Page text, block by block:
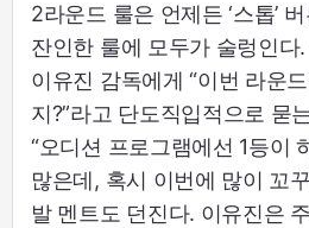
2라운드 룰은 언제든 ‘스톱’
잔인한 룰에 모두가 술렁인다.
이유진 감독에게 “이번 라운
지?”라고 단도직입적으로 묻
“오디션 프로그램에선 1등이
많은데, 혹시 이번에 많이 꼬
발 멘트도 던진다. 이유진은